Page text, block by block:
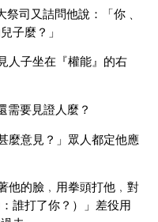
司又詰問他說：「你﹑
子麼？」
人子坐在『權能』的右
需要見證人麼？
麼意見？」眾人都定他應
他的臉﹐用拳頭打他﹐對
誰打了你？）」差役用